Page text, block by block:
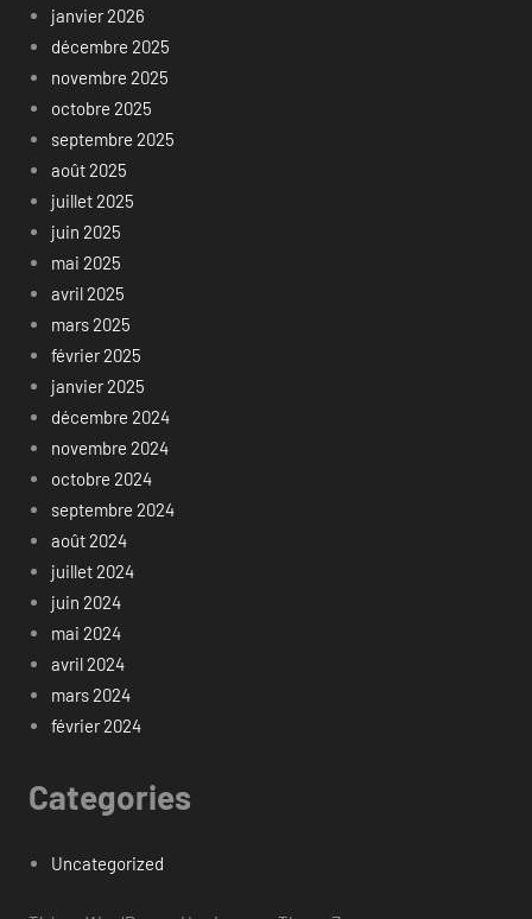
janvier 2026
décembre 2025
novembre 2025
octobre 2025
septembre 2025
août 2025
juillet 2025
juin 2025
mai 2025
avril 2025
mars 2025
février 2025
janvier 2025
décembre 2024
novembre 2024
octobre 2024
septembre 2024
août 2024
juillet 2024
juin 2024
mai 2024
avril 2024
mars 2024
février 2024
Categories
Uncategorized